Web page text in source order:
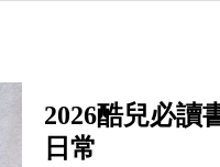
2026酷兒必讀
日常